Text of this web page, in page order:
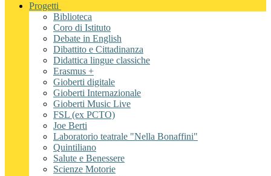
Progetti
Biblioteca
Coro di Istituto
Debate in English
Dibattito e Cittadinanza
Didattica lingue classiche
Erasmus +
Gioberti digitale
Gioberti Internazionale
Gioberti Music Live
FSL (ex PCTO)
Joe Berti
Laboratorio teatrale "Nella Bonaffini"
Quintiliano
Salute e Benessere
Scienze Motorie